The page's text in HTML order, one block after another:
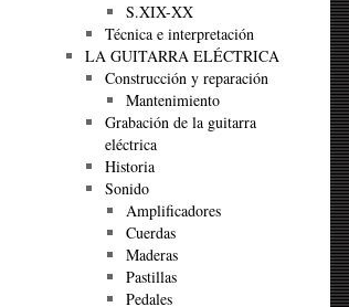
S.XIX-XX
Técnica e interpretación
LA GUITARRA ELÉCTRICA
Construcción y reparación
Mantenimiento
Grabación de la guitarra
eléctrica
Historia
Sonido
Amplificadores
Cuerdas
Maderas
Pastillas
Pedales